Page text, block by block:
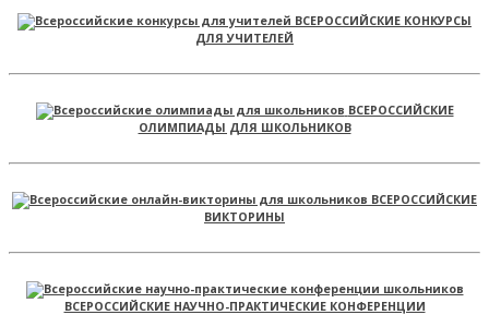
ВСЕРОССИЙСКИЕ КОНКУРСЫ
ДЛЯ УЧИТЕЛЕЙ
ВСЕРОССИЙСКИЕ
ОЛИМПИАДЫ ДЛЯ ШКОЛЬНИКОВ
ВСЕРОССИЙСКИЕ
ВИКТОРИНЫ
ВСЕРОССИЙСКИЕ НАУЧНО-ПРАКТИЧЕСКИЕ КОНФЕРЕНЦИИ